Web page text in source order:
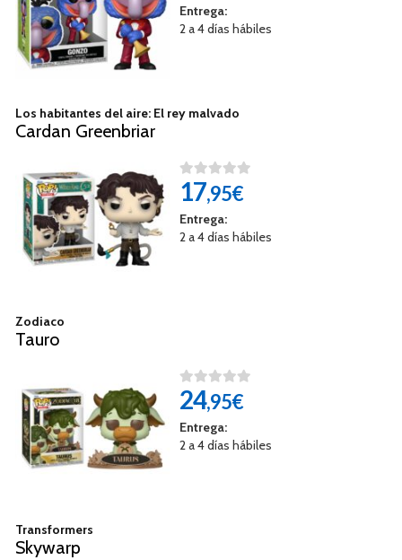
Entrega:
2 a 4 días hábiles
Los habitantes del aire: El rey malvado
Cardan Greenbriar
17,95€
Entrega:
2 a 4 días hábiles
Zodiaco
Tauro
24,95€
Entrega:
2 a 4 días hábiles
Transformers
Skywarp